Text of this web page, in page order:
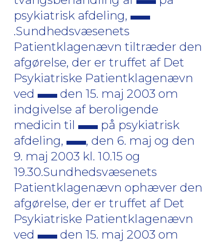
psykiatrisk afdeling,
.Sundhedsvæsenets
Patientklagenævn tiltræder den
afgørelse, der er truffet af Det
Psykiatriske Patientklagenævn
ved
den 15. maj 2003 om
indgivelse af beroligende
medicin til
på psykiatrisk
afdeling,
, den 6. maj og den
9. maj 2003 kl. 10.15 og
19.30.Sundhedsvæsenets
Patientklagenævn ophæver den
afgørelse, der er truffet af Det
Psykiatriske Patientklagenævn
ved
den 15. maj 2003 om